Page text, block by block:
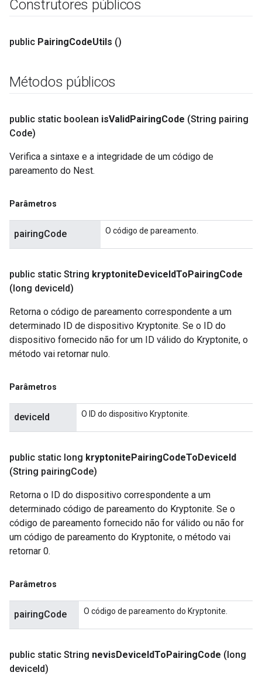
Construtores públicos
public PairingCodeUtils ()
Métodos públicos
public static boolean isValidPairingCode (String pairing
Code)
Verifica a sintaxe e a integridade de um código de
pareamento do Nest.
Parâmetros
pairingCode O código de pareamento.
public static String kryptoniteDeviceIdToPairingCode
(long deviceId)
Retorna o código de pareamento correspondente a um
determinado ID de dispositivo Kryptonite. Se o ID do
dispositivo fornecido não for um ID válido do Kryptonite, o
método vai retornar nulo.
Parâmetros
deviceId O ID do dispositivo Kryptonite.
public static long kryptonitePairingCodeToDeviceId
(String pairingCode)
Retorna o ID do dispositivo correspondente a um
determinado código de pareamento do Kryptonite. Se o
código de pareamento fornecido não for válido ou não for
um código de pareamento do Kryptonite, o método vai
retornar 0.
Parâmetros
pairingCode O código de pareamento do Kryptonite.
public static String nevisDeviceIdToPairingCode (long
deviceId)